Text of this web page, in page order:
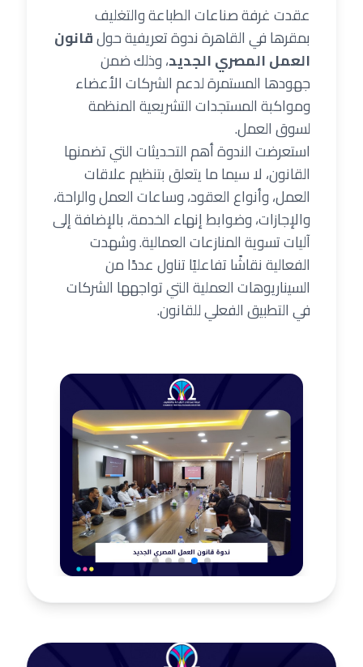
عقدت غرفة صناعات الطباعة والتغليف
بمقرها في القاهرة ندوة تعريفية حولقانون
العمل المصري الجديد، وذلك ضمن
جهودها المستمرة لدعم الشركات الأعضاء
ومواكبة المستجدات التشريعية المنظمة
لسوق العمل.
استعرضت الندوة أهم التحديثات التي تضمنها
القانون، لا سيما ما يتعلق بتنظيم علاقات
العمل، وأنواع العقود، وساعات العمل والراحة،
والإجازات، وضوابط إنهاء الخدمة، بالإضافة إلى
آليات تسوية المنازعات العمالية. وشهدت
الفعالية نقاشًا تفاعليًا تناول عددًا من
السيناريوهات العملية التي تواجهها الشركات
في التطبيق الفعلي للقانون.